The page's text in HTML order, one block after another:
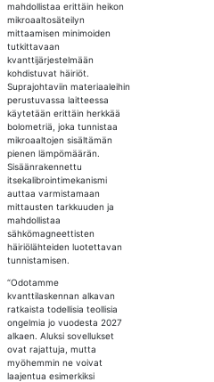
mahdollistaa erittäin heikon
mikroaaltosäteilyn
mittaamisen minimoiden
tutkittavaan
kvanttijärjestelmään
kohdistuvat häiriöt.
Suprajohtaviin materiaaleihin
perustuvassa laitteessa
käytetään erittäin herkkää
bolometriä, joka tunnistaa
mikroaaltojen sisältämän
pienen lämpömäärän.
Sisäänrakennettu
itsekalibrointimekanismi
auttaa varmistamaan
mittausten tarkkuuden ja
mahdollistaa
sähkömagneettisten
häiriölähteiden luotettavan
tunnistamisen.
“Odotamme
kvanttilaskennan alkavan
ratkaista todellisia teollisia
ongelmia jo vuodesta 2027
alkaen. Aluksi sovellukset
ovat rajattuja, mutta
myöhemmin ne voivat
laajentua esimerkiksi